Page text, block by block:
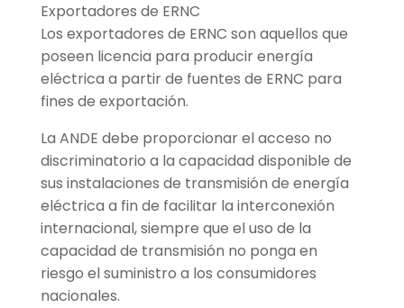
Exportadores de ERNC
Los exportadores de ERNC son aquellos que
poseen licencia para producir energía
eléctrica a partir de fuentes de ERNC para
fines de exportación.
La ANDE debe proporcionar el acceso no
discriminatorio a la capacidad disponible de
sus instalaciones de transmisión de energía
eléctrica a fin de facilitar la interconexión
internacional, siempre que el uso de la
capacidad de transmisión no ponga en
riesgo el suministro a los consumidores
nacionales.